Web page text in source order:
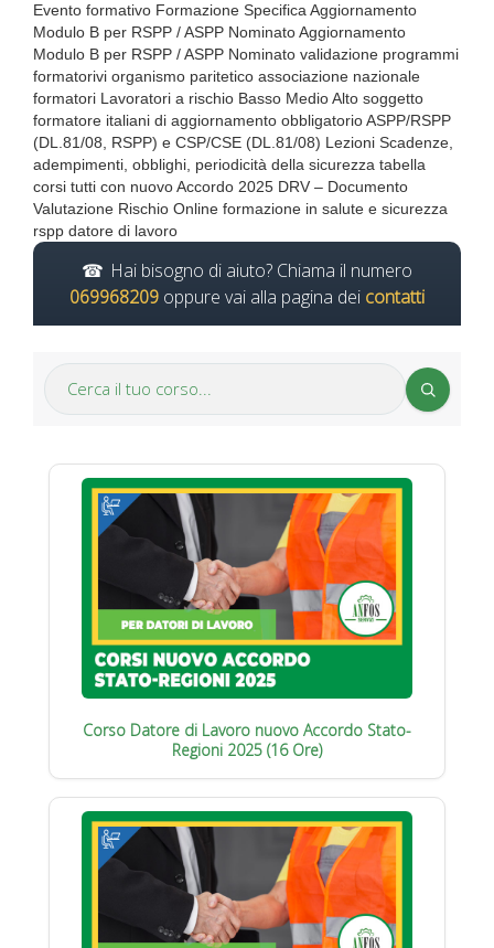
Evento formativo Formazione Specifica Aggiornamento
Modulo B per RSPP / ASPP Nominato Aggiornamento
Modulo B per RSPP / ASPP Nominato validazione programmi
formatorivi organismo paritetico associazione nazionale
formatori Lavoratori a rischio Basso Medio Alto soggetto
formatore italiani di aggiornamento obbligatorio ASPP/RSPP
(DL.81/08, RSPP) e CSP/CSE (DL.81/08) Lezioni Scadenze,
adempimenti, obblighi, periodicità della sicurezza tabella
corsi tutti con nuovo Accordo 2025 DRV – Documento
Valutazione Rischio Online formazione in salute e sicurezza
rspp datore di lavoro
Hai bisogno di aiuto? Chiama il numero
069968209 oppure vai alla pagina dei contatti
Corso Datore di Lavoro nuovo Accordo Stato-
Regioni 2025 (16 Ore)